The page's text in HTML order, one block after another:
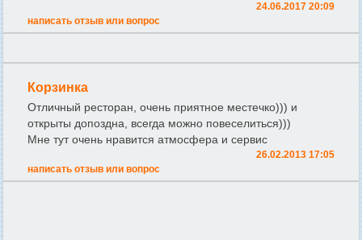
24.06.2017 20:09
написать отзыв или вопрос
Корзинка
Отличный ресторан, очень приятное местечко))) и
открыты допоздна, всегда можно повеселиться)))
Мне тут очень нравится атмосфера и сервис
26.02.2013 17:05
написать отзыв или вопрос